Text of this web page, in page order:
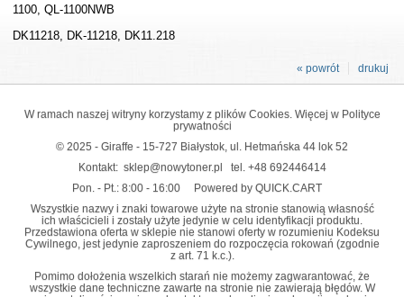
1100, QL-1100NWB
DK11218, DK-11218, DK11.218
drukuj
« powrót
W ramach naszej witryny korzystamy z plików Cookies. Więcej w Polityce
prywatności
© 2025 - Giraffe - 15-727 Białystok, ul. Hetmańska 44 lok 52
Kontakt: sklep@nowytoner.pl tel. +48 692446414
Pon. - Pt.: 8:00 - 16:00
Powered by QUICK.CART
Wszystkie nazwy i znaki towarowe użyte na stronie stanowią własność
ich właścicieli i zostały użyte jedynie w celu identyfikacji produktu.
Przedstawiona oferta w sklepie nie stanowi oferty w rozumieniu Kodeksu
Cywilnego, jest jedynie zaproszeniem do rozpoczęcia rokowań (zgodnie
z art. 71 k.c.).
Pomimo dołożenia wszelkich starań nie możemy zagwarantować, że
wszystkie dane techniczne zawarte na stronie nie zawierają błędów. W